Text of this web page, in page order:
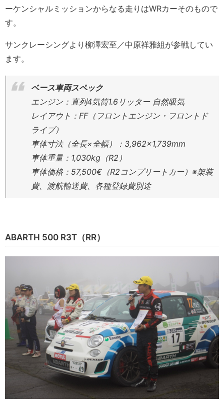
ーケンシャルミッションからなる走りはWRカーそのもので
す。
サンクレーシングより柳澤宏至／中原祥雅組が参戦してい
ます。
ベース車両スペック
エンジン：直列4気筒1.6リッター 自然吸気
レイアウト：FF（フロントエンジン・フロントド
ライブ）
車体寸法（全長×全幅）：3,962×1,739mm
車体重量：1,030kg（R2）
車体価格：57,500€（R2コンプリートカー）※架装
費、渡航輸送費、各種登録費別途
ABARTH 500 R3T（RR）